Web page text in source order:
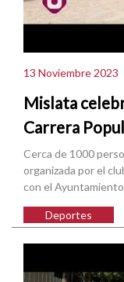
13 Noviembre 2023
Mislata
Carrera
Cerca de 1000
organizada por el
con el Ayuntamiento
Deportes